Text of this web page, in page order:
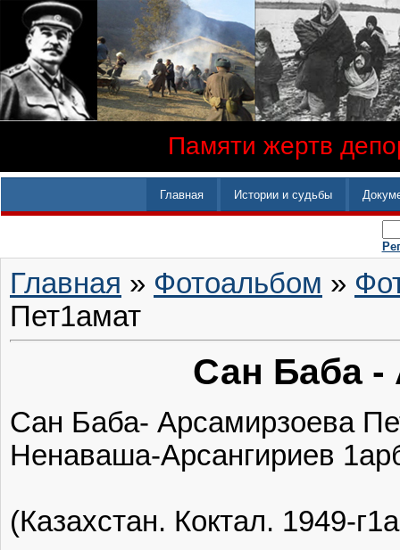
Памяти жертв
Главная Истории и судьбы
Главная » Фотоальбом »
Пет1амат
Сан Баба -
Сан Баба- Арсамирзоева
Ненаваша-Арсангириев
(Казахстан. Коктал. 1949-